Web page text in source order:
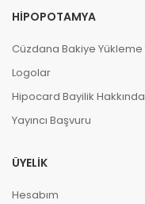
HIPOPOTAMYA
Cüzdana Bakiye Yükleme
Logolar
Hipocard Bayilik Hakkında
Yayıncı Başvuru
ÜYELIK
Hesabım